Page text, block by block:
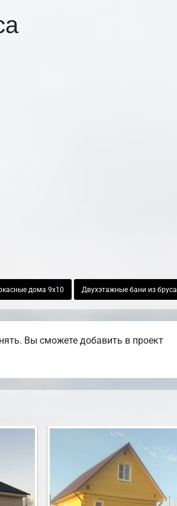
дома 9х10 Двухэтажные бани из бруса
Вы сможете добавить в проект